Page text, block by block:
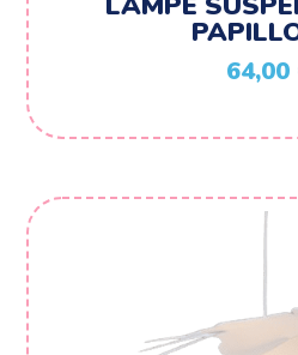
64,00